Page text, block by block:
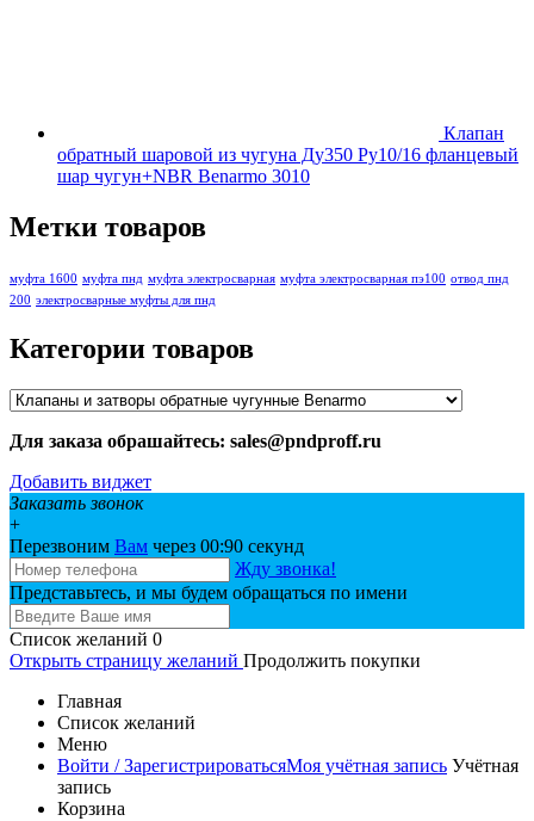
Клапан
обратный шаровой из чугуна Ду350 Ру10/16 фланцевый
шар чугун+NBR Benarmo 3010
Метки товаров
муфта 1600 муфта пнд муфта электросварная муфта электросварная пэ100 отвод пнд
200 электросварные муфты для пнд
Категории товаров
Для заказа обрашайтесь: sales@pndproff.ru
Добавить виджет
Заказать звонок
+
Перезвоним Вам через 00:90 секунд
Жду звонка!
Представьтесь, и мы будем обращаться по имени
Список желаний 0
Открыть страницу желаний Продолжить покупки
Главная
Список желаний
Меню
Войти / ЗарегистрироватьсяМоя учётная запись Учётная
запись
Корзина